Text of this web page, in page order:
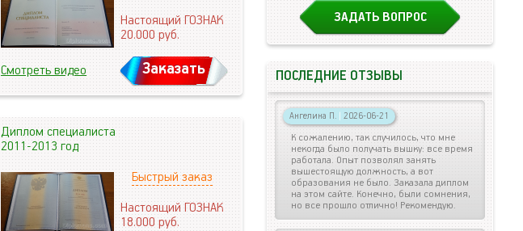
Настоящий ГОЗНАК
20.000руб.
Смотреть видео Заказать
Диплом специалиста
2011-2013 год
Быстрый заказ
Настоящий ГОЗНАК
18.000руб.
ЗАДАТЬ ВОПРОС
ПОСЛЕДНИЕ ОТЗЫВЫ
Ангелина П. | 2026-06-21
К сожалению, так случилось, что мне
некогда было получать вышку: все время
работала. Опыт позволял занять
вышестоящую должность, а вот
образования не было. Заказала диплом
на этом сайте. Конечно, были сомнения,
но все прошло отлично! Рекомендую.